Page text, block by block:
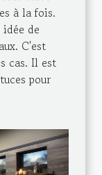
à la fois.
de
C'est
cas. Il est
pour